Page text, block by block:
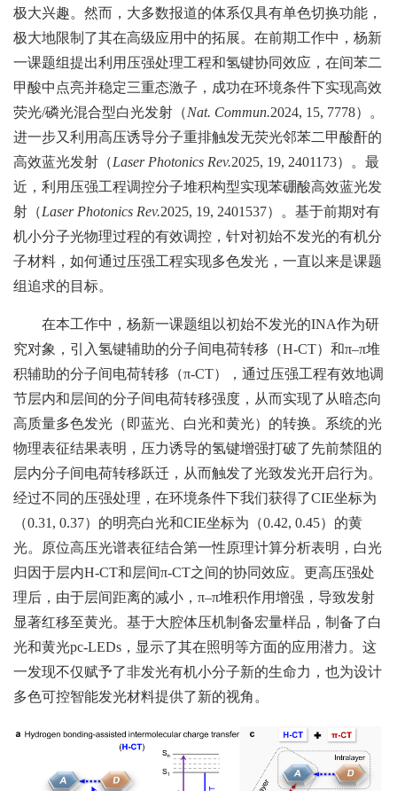
极大兴趣。然而，大多数报道的体系仅具有单色切换功能，
极大地限制了其在高级应用中的拓展。在前期工作中，杨新
一课题组提出利用压强处理工程和氢键协同效应，在间苯二
甲酸中点亮并稳定三重态激子，成功在环境条件下实现高效
荧光/磷光混合型白光发射（Nat. Commun.2024, 15, 7778）。
进一步又利用高压诱导分子重排触发无荧光邻苯二甲酸酐的
高效蓝光发射（Laser Photonics Rev.2025, 19, 2401173）。最
近，利用压强工程调控分子堆积构型实现苯硼酸高效蓝光发
射（Laser Photonics Rev.2025, 19, 2401537）。基于前期对有
机小分子光物理过程的有效调控，针对初始不发光的有机分
子材料，如何通过压强工程实现多色发光，一直以来是课题
组追求的目标。
在本工作中，杨新一课题组以初始不发光的INA作为研
究对象，引入氢键辅助的分子间电荷转移（H-CT）和π–π堆
积辅助的分子间电荷转移（π-CT），通过压强工程有效地调
节层内和层间的分子间电荷转移强度，从而实现了从暗态向
高质量多色发光（即蓝光、白光和黄光）的转换。系统的光
物理表征结果表明，压力诱导的氢键增强打破了先前禁阻的
层内分子间电荷转移跃迁，从而触发了光致发光开启行为。
经过不同的压强处理，在环境条件下我们获得了CIE坐标为
（0.31, 0.37）的明亮白光和CIE坐标为（0.42, 0.45）的黄
光。原位高压光谱表征结合第一性原理计算分析表明，白光
归因于层内H-CT和层间π-CT之间的协同效应。更高压强处
理后，由于层间距离的减小，π–π堆积作用增强，导致发射
显著红移至黄光。基于大腔体压机制备宏量样品，制备了白
光和黄光pc-LEDs，显示了其在照明等方面的应用潜力。这
一发现不仅赋予了非发光有机小分子新的生命力，也为设计
多色可控智能发光材料提供了新的视角。